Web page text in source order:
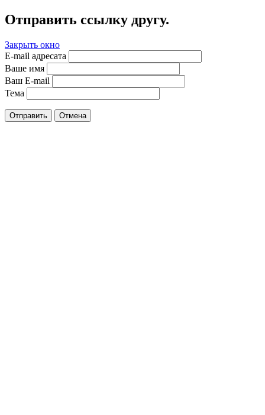
Отправить ссылку другу.
Закрыть окно
E-mail адресата
Ваше имя
Ваш E-mail
Тема
Отправить Отмена